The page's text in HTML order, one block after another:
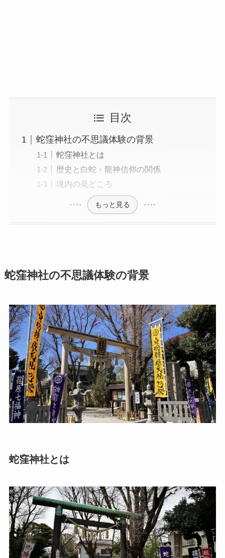
目次
蛇窪神社の不思議体験の背景
蛇窪神社とは
歴史と白蛇・龍神信仰の関係
境内の見どころ
もっと見る
蛇窪神社の不思議体験の背景
蛇窪神社とは